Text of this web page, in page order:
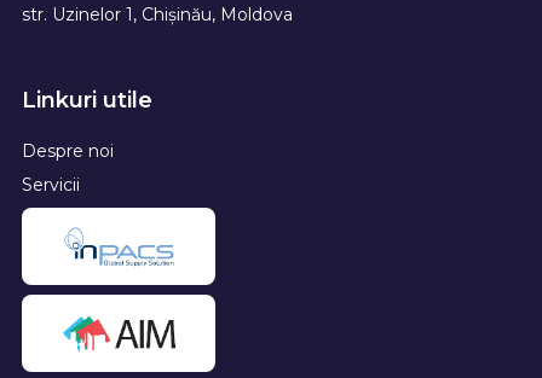
str. Uzinelor 1, Chișinău, Moldova
Linkuri utile
Despre noi
Servicii